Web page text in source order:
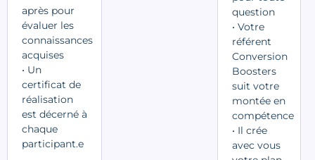
après pour
évaluer les
connaissances
acquises
• Un
certificat de
réalisation
est décerné à
chaque
participant.e
question
• Votre
référent
Conversion
Boosters
suit votre
montée en
compétence
• Il crée
avec vous